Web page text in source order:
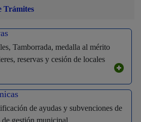
Trámites
Tamborrada, medalla al mérito
reservas y cesión de locales
de ayudas y subvenciones de